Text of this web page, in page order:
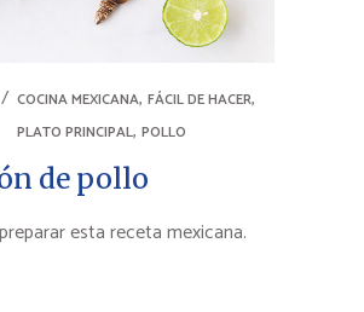
COCINA MEXICANA, FÁCIL DE HACER,
PLATO PRINCIPAL, POLLO
de pollo
esta receta mexicana.